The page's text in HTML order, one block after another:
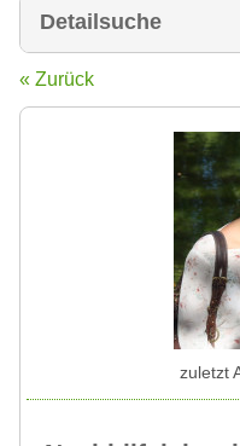
Detailsuche
« Zurück
zuletzt